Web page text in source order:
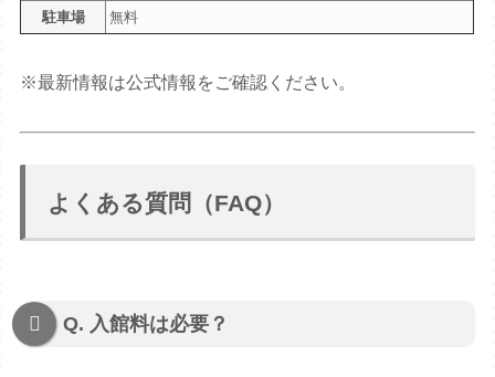
駐車場
無料
※最新情報は公式情報をご確認ください。
よくある質問（FAQ）
Q. 入館料は必要？